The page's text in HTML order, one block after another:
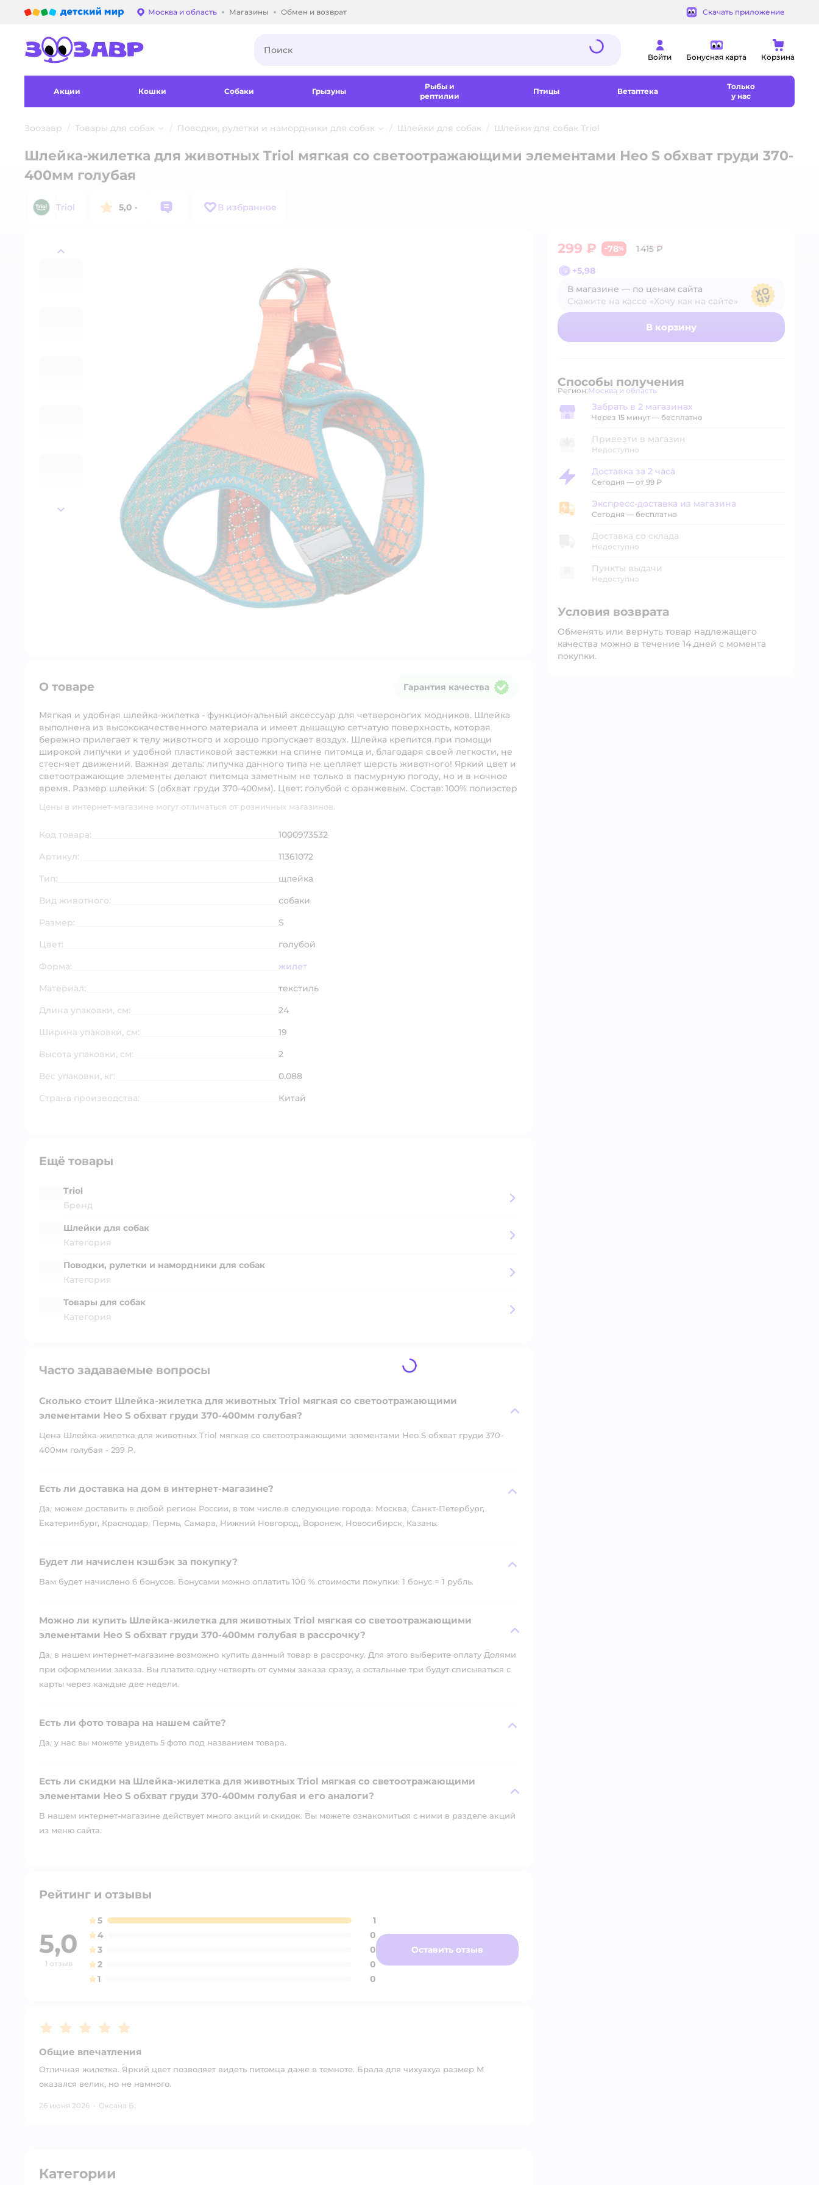
Выбор адреса доставки.
Москва и область Магазины Обмен и возврат Скачать приложение
Войти Бонусная карта Корзина
Акции Кошки Собаки Грызуны
Рыбы и
рептилии
Птицы Ветаптека
Только
у нас
Зоозавр Товары для собак Поводки, рулетки и намордники для собак Шлейки для собак Шлейки для собак Triol
назад
далее
Шлейка-жилетка для животных Triol мягкая со светоотражающими элементами Нео S обхват груди 370-
400мм голубая
Triol 5,0 · В избранное
299 ₽ −78%
1 415 ₽
+5,98
В магазине — по ценам сайта
Скажите на кассе «Хочу как на сайте»
В магазине — по ценам сайта
В корзину
Способы получения
Регион: Выбор адреса доставки.
Москва и область
Забрать в магазине
Забрать в 2 магазинах
Через 15 минут — бесплатно
Привезти в магазин
Недоступно
Доставка за 2 часа
Доставка за 2 часа
Сегодня — от 99 ₽
Экспресс-доставка из магазина
Экспресс-доставка из магазина
Сегодня — бесплатно
Доставка со склада
Недоступно
Пункты выдачи
Недоступно
Условия возврата
Обменять или вернуть товар надлежащего
качества можно в течение 14 дней с момента
покупки.
О товаре Гарантия качества
Мягкая и удобная шлейка-жилетка - функциональный аксессуар для четвероногих модников. Шлейка
выполнена из высококачественного материала и имеет дышащую сетчатую поверхность, которая
бережно прилегает к телу животного и хорошо пропускает воздух. Шлейка крепится при помощи
широкой липучки и удобной пластиковой застежки на спине питомца и, благодаря своей легкости, не
стесняет движений. Важная деталь: липучка данного типа не цепляет шерсть животного! Яркий цвет и
светоотражающие элементы делают питомца заметным не только в пасмурную погоду, но и в ночное
время. Размер шлейки: S (обхват груди 370-400мм). Цвет: голубой с оранжевым. Состав: 100% полиэстер
Цены в интернет-магазине могут отличаться от розничных магазинов.
Код товара:
1000973532
Артикул:
11361072
Тип:
шлейка
Вид животного:
собаки
Размер:
S
Цвет:
голубой
Форма:
жилет
Материал:
текстиль
Длина упаковки, см:
24
Ширина упаковки, см:
19
Высота упаковки, см:
2
Вес упаковки, кг:
0.088
Страна производства:
Китай
Ещё товары
Triol
Бренд
Шлейки для собак
Категория
Поводки, рулетки и намордники для собак
Категория
Товары для собак
Категория
Часто задаваемые вопросы
Сколько стоит Шлейка-жилетка для животных Triol мягкая со светоотражающими
элементами Нео S обхват груди 370-400мм голубая?
Цена Шлейка-жилетка для животных Triol мягкая со светоотражающими элементами Нео S обхват груди 370-
400мм голубая - 299 ₽.
Есть ли доставка на дом в интернет-магазине?
Да, можем доставить в любой регион России, в том числе в следующие города: Москва, Санкт-Петербург,
Екатеринбург, Краснодар, Пермь, Самара, Нижний Новгород, Воронеж, Новосибирск, Казань.
Будет ли начислен кэшбэк за покупку?
Вам будет начислено 6 бонусов. Бонусами можно оплатить 100 % стоимости покупки: 1 бонус = 1 рубль.
Можно ли купить Шлейка-жилетка для животных Triol мягкая со светоотражающими
элементами Нео S обхват груди 370-400мм голубая в рассрочку?
Да, в нашем интернет-магазине возможно купить данный товар в рассрочку. Для этого выберите оплату Долями
при оформлении заказа. Вы платите одну четверть от суммы заказа сразу, а остальные три будут списываться с
карты через каждые две недели.
Есть ли фото товара на нашем сайте?
Да, у нас вы можете увидеть 5 фото под названием товара.
Есть ли скидки на Шлейка-жилетка для животных Triol мягкая со светоотражающими
элементами Нео S обхват груди 370-400мм голубая и его аналоги?
В нашем интернет-магазине действует много акций и скидок. Вы можете ознакомиться с ними в разделе акций
из меню сайта.
Рейтинг и отзывы
5,0
1 отзыв
5
1
4
0
3
0
2
0
1
0
Оставить отзыв
Рейтинг:5
Общие впечатления
Отличная жилетка. Яркий цвет позволяет видеть питомца даже в темноте. Брала для чихуахуа размер М
оказался велик, но не намного.
26 июня 2026 · Оксана Б.
Категории